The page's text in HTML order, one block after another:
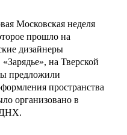
Московская неделя
прошло на
дизайнеры
на Тверской
предложили
пространства
организовано в